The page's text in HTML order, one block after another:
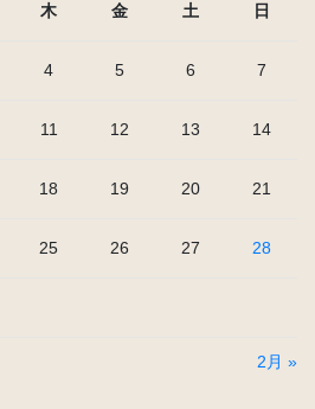
木 金 土 日
4 5 6 7
11 12 13 14
18 19 20 21
25 26 27 28
2月 »